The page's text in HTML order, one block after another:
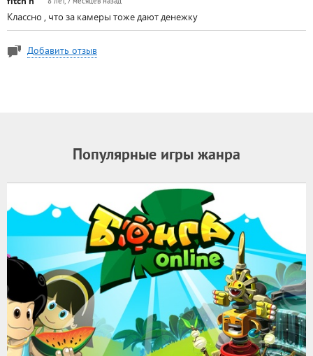
Классно , что за камеры тоже дают денежку
Добавить отзыв
Популярные игры жанра